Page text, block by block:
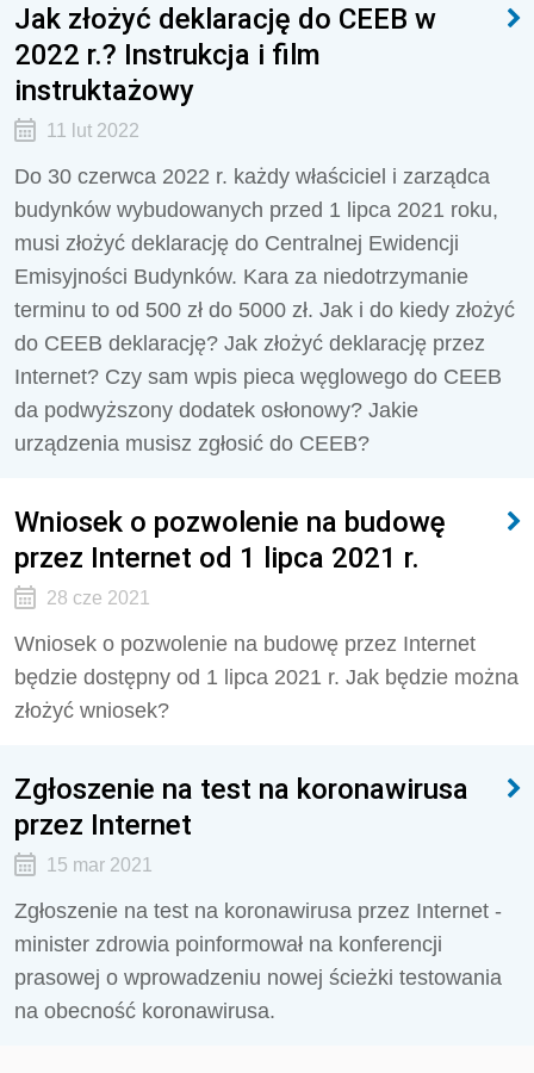
Jak złożyć deklarację do CEEB w
2022 r.? Instrukcja i film
instruktażowy
11 lut 2022
Do 30 czerwca 2022 r. każdy właściciel i zarządca
budynków wybudowanych przed 1 lipca 2021 roku,
musi złożyć deklarację do Centralnej Ewidencji
Emisyjności Budynków. Kara za niedotrzymanie
terminu to od 500 zł do 5000 zł. Jak i do kiedy złożyć
do CEEB deklarację? Jak złożyć deklarację przez
Internet? Czy sam wpis pieca węglowego do CEEB
da podwyższony dodatek osłonowy? Jakie
urządzenia musisz zgłosić do CEEB?
Wniosek o pozwolenie na budowę
przez Internet od 1 lipca 2021 r.
28 cze 2021
Wniosek o pozwolenie na budowę przez Internet
będzie dostępny od 1 lipca 2021 r. Jak będzie można
złożyć wniosek?
Zgłoszenie na test na koronawirusa
przez Internet
15 mar 2021
Zgłoszenie na test na koronawirusa przez Internet -
minister zdrowia poinformował na konferencji
prasowej o wprowadzeniu nowej ścieżki testowania
na obecność koronawirusa.